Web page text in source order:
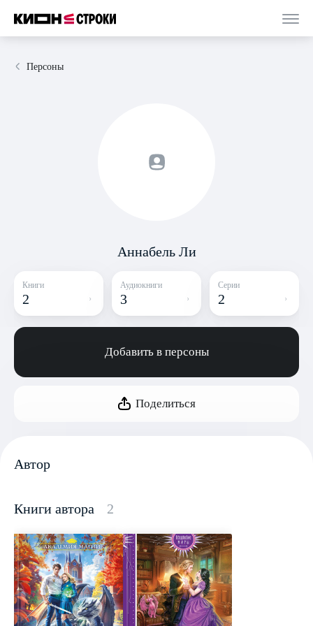
Персоны
Аннабель Ли
Книги
2
Аудиокниги
3
Серии
2
Добавить в персоны
Поделиться
Автор
Книги автора 2